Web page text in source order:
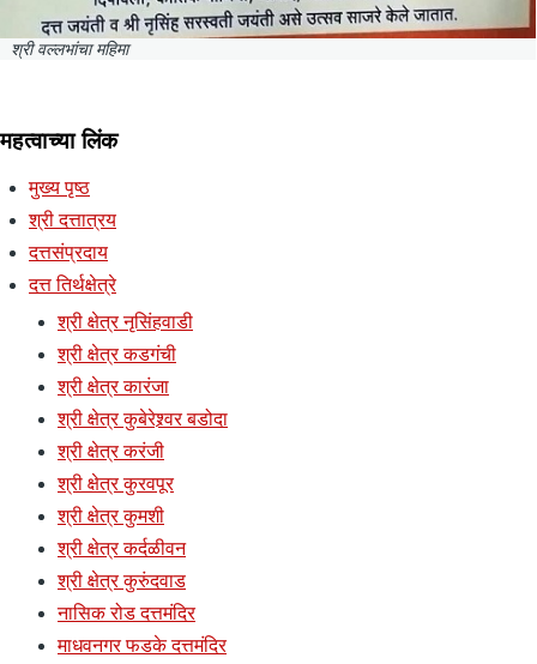
श्री वल्लभांचा महिमा
महत्वाच्या लिंक
मुख्य पृष्ठ
श्री दत्तात्रय
दत्तसंप्रदाय
दत्त तिर्थक्षेत्रे
श्री क्षेत्र नृसिंहवाडी
श्री क्षेत्र कडगंची
श्री क्षेत्र कारंजा
श्री क्षेत्र कुबेरेश्र्वर बडोदा
श्री क्षेत्र करंजी
श्री क्षेत्र कुरवपूर
श्री क्षेत्र कुमशी
श्री क्षेत्र कर्दळीवन
श्री क्षेत्र कुरुंदवाड
नासिक रोड दत्तमंदिर
माधवनगर फडके दत्तमंदिर